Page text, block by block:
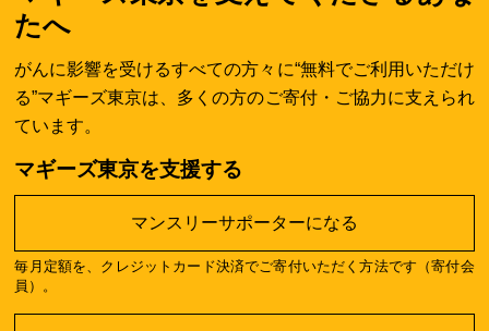
たへ
がんに影響を受けるすべての方々に“無料でご利用いただけ
る”マギーズ東京は、多くの方のご寄付・ご協力に支えられ
ています。
マギーズ東京を支援する
マンスリーサポーターになる
毎月定額を、クレジットカード決済でご寄付いただく方法です（寄付会
員）。